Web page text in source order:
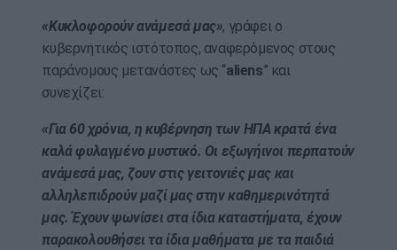
«Κυκλοφορούν ανάμεσά μας», γράφει ο
κυβερνητικός ιστότοπος, αναφερόμενος στους
παράνομους μετανάστες ως “aliens” και
συνεχίζει:
«Για 60 χρόνια, η κυβέρνηση των ΗΠΑ κρατά ένα
καλά φυλαγμένο μυστικό. Οι εξωγήινοι περπατούν
ανάμεσά μας, ζουν στις γειτονιές μας και
αλληλεπιδρούν μαζί μας στην καθημερινότητά
μας. Έχουν ψωνίσει στα ίδια καταστήματα, έχουν
παρακολουθήσει τα ίδια μαθήματα με τα παιδιά